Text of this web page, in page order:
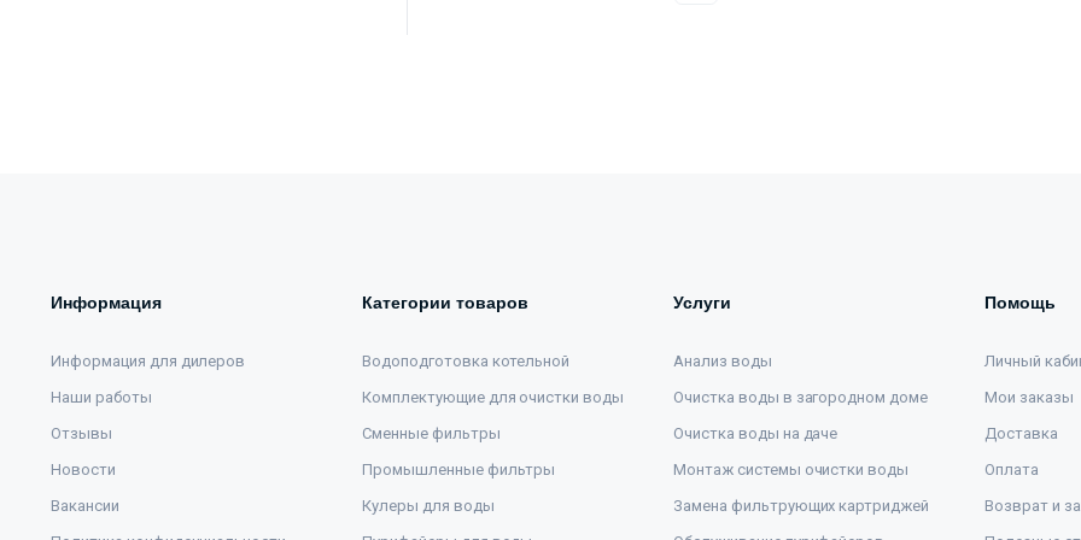
Информация
Информация для дилеров
Наши работы
Отзывы
Новости
Вакансии
Категории товаров
Водоподготовка котельной
Комплектующие для очистки воды
Сменные фильтры
Промышленные фильтры
Кулеры для воды
Услуги
Анализ воды
Очистка воды в загородном доме
Очистка воды на даче
Монтаж системы очистки воды
Замена фильтрующих картриджей
Помощь
Личный
Мои заказы
Доставка
Оплата
Возврат и